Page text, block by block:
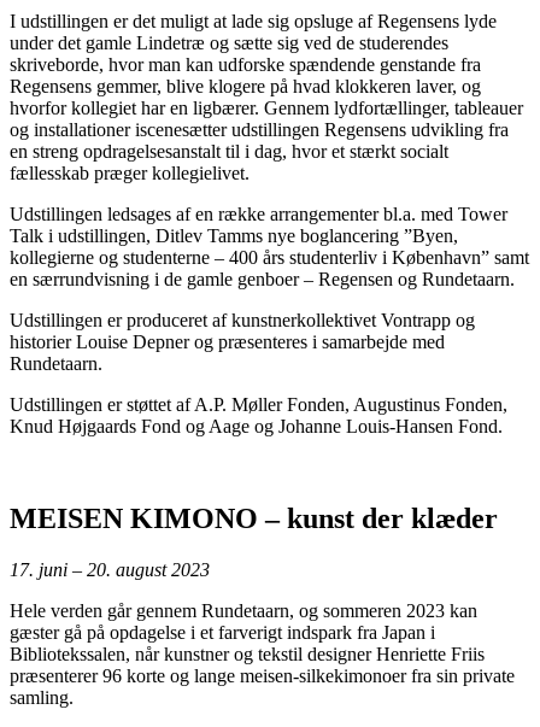
I udstillingen er det muligt at lade sig opsluge af Regensens lyde
under det gamle Lindetræ og sætte sig ved de studerendes
skriveborde, hvor man kan udforske spændende genstande fra
Regensens gemmer, blive klogere på hvad klokkeren laver, og
hvorfor kollegiet har en ligbærer. Gennem lydfortællinger, tableauer
og installationer iscenesætter udstillingen Regensens udvikling fra
en streng opdragelsesanstalt til i dag, hvor et stærkt socialt
fællesskab præger kollegielivet.
Udstillingen ledsages af en række arrangementer bl.a. med Tower
Talk i udstillingen, Ditlev Tamms nye boglancering ”Byen,
kollegierne og studenterne – 400 års studenterliv i København” samt
en særrundvisning i de gamle genboer – Regensen og Rundetaarn.
Udstillingen er produceret af kunstnerkollektivet Vontrapp og
historier Louise Depner og præsenteres i samarbejde med
Rundetaarn.
Udstillingen er støttet af A.P. Møller Fonden, Augustinus Fonden,
Knud Højgaards Fond og Aage og Johanne Louis-Hansen Fond.
MEISEN KIMONO – kunst der klæder
17. juni – 20. august 2023
Hele verden går gennem Rundetaarn, og sommeren 2023 kan
gæster gå på opdagelse i et farverigt indspark fra Japan i
Bibliotekssalen, når kunstner og tekstil designer Henriette Friis
præsenterer 96 korte og lange meisen-silkekimonoer fra sin private
samling.